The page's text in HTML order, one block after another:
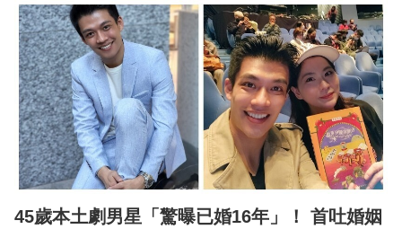
45歲本土劇男星「驚曝已婚16年」！ 首吐婚姻